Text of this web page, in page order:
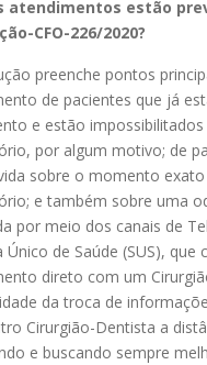
atendimentos estão
CFO-226/2020?
preenche pontos
de pacientes que já
e estão
por algum motivo; de
sobre o momento
e também sobre uma
por meio dos canais de
Único de Saúde (SUS), que
direto com um
da troca de
Cirurgião-Dentista a
e buscando sempre